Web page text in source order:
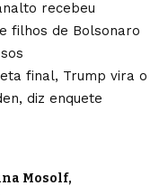
recebeu
filhos de Bolsonaro
final, Trump vira o
diz enquete
Mosolf